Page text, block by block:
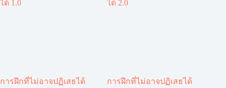
การฝึกที่ไม่อาจปฏิเสธได้
การฝึกที่ไม่อาจปฏิเสธได้